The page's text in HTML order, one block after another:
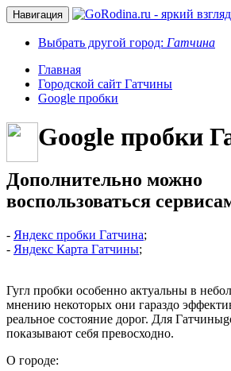
Навигация
Выбрать другой город: Гатчина
Главная
Городской сайт Гатчины
Google пробки
Google пробки
Дополнительно можно
воспользоваться
- Яндекс пробки Гатчина;
- Яндекс Карта Гатчины;
Гугл пробки особенно актуальны в
мнению некоторых они гараздо
реальное состояние дорог. Для
показывают себя превосходно.
О городе: